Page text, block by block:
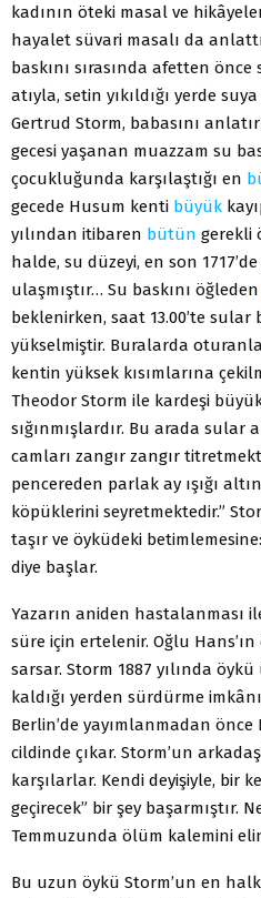
kadının öteki masal ve
hayalet süvari masalı da
baskını sırasında afetten
atıyla, setin yıkıldığı yerde suya
Gertrud Storm, babasını
gecesi yaşanan muazzam su
çocukluğunda karşılaştığı en
gecede Husum kenti büyük
yılından itibaren bütün gerekli
halde, su düzeyi, en son
ulaşmıştır… Su baskını öğleden
beklenirken, saat 13.00’te
yükselmiştir. Buralarda
kentin yüksek kısımlarına
Theodor Storm ile kardeşi
sığınmışlardır. Bu arada sular
camları zangır zangır
pencereden parlak ay ışığı
köpüklerini seyretmektedir.”
taşır ve öyküdeki
diye başlar.
Yazarın aniden hastalanması
süre için ertelenir. Oğlu
sarsar. Storm 1887 yılında öykü
kaldığı yerden sürdürme
Berlin’de yayımlanmadan
cildinde çıkar. Storm’un
karşılarlar. Kendi deyişiyle, bir
geçirecek” bir şey başarmıştır.
Temmuzunda ölüm kalemini
Bu uzun öykü Storm’un en